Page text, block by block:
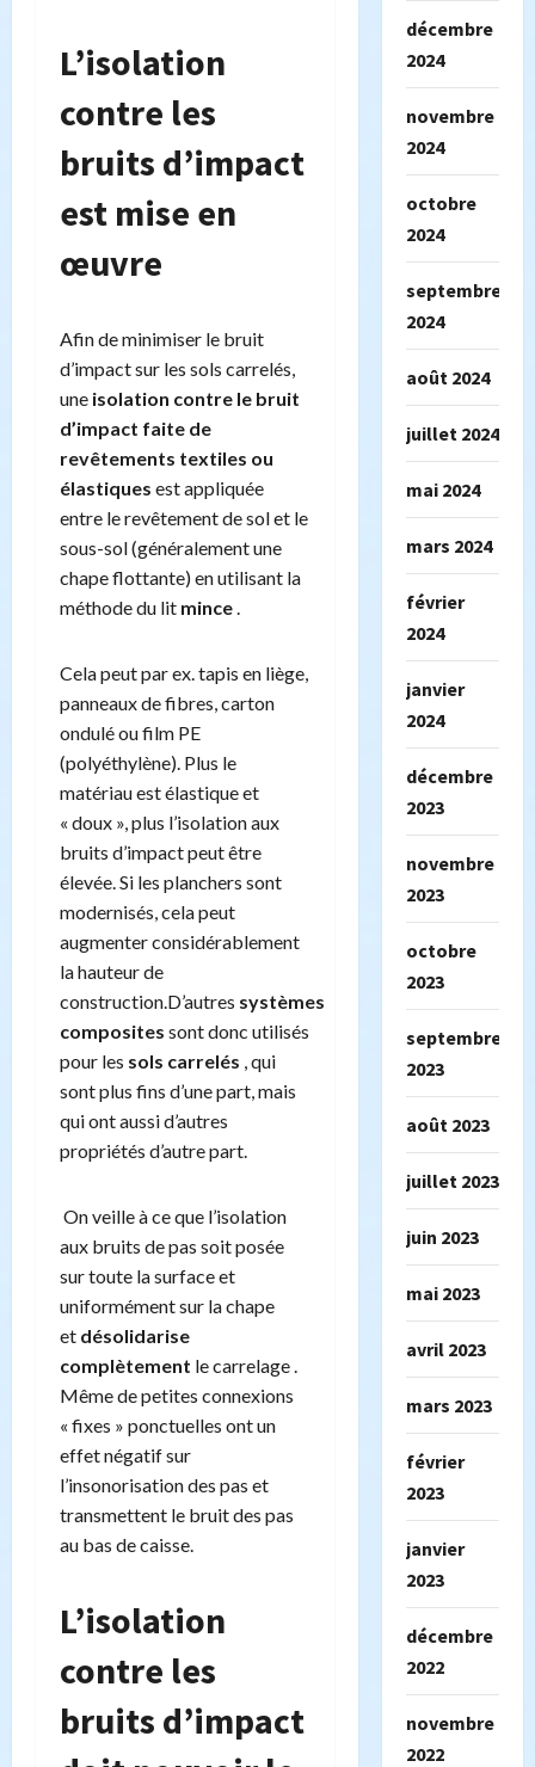
L’isolation
contre les
bruits d’impact
est mise en
œuvre
Afin de minimiser le bruit
d’impact sur les sols carrelés,
une isolation contre le bruit
d’impact faite de
revêtements textiles ou
élastiques est appliquée
entre le revêtement de sol et le
sous-sol (généralement une
chape flottante) en utilisant la
méthode du lit mince.
Cela peut par ex. tapis en liège,
panneaux de fibres, carton
ondulé ou film PE
(polyéthylène). Plus le
matériau est élastique et
« doux », plus l’isolation aux
bruits d’impact peut être
élevée. Si les planchers sont
modernisés, cela peut
augmenter considérablement
la hauteur de
construction.D’autres systèmes
composites sont donc utilisés
pour les sols carrelés , qui
sont plus fins d’une part, mais
qui ont aussi d’autres
propriétés d’autre part.
On veille à ce que l’isolation
aux bruits de pas soit posée
sur toute la surface et
uniformément sur la chape
et désolidarise
complètement le carrelage .
Même de petites connexions
« fixes » ponctuelles ont un
effet négatif sur
l’insonorisation des pas et
transmettent le bruit des pas
au bas de caisse.
L’isolation
contre les
bruits d’impact
décembre
2024
novembre
2024
octobre
2024
septembre
2024
août 2024
juillet 2024
mai 2024
mars 2024
février
2024
janvier
2024
décembre
2023
novembre
2023
octobre
2023
septembre
2023
août 2023
juillet 2023
juin 2023
mai 2023
avril 2023
mars 2023
février
2023
janvier
2023
décembre
2022
novembre
2022